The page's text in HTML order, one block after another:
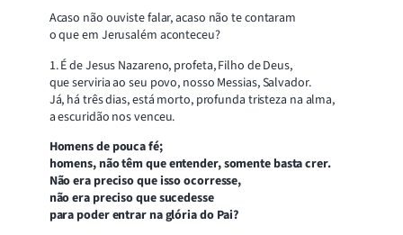
Acaso não ouviste falar, acaso não te contaram
o que em Jerusalém aconteceu?
1. É de Jesus Nazareno, profeta, Filho de Deus,
que serviria ao seu povo, nosso Messias, Salvador.
Já, há três dias, está morto, profunda tristeza na alma,
a escuridão nos venceu.
Homens de pouca fé;
homens, não têm que entender, somente basta crer.
Não era preciso que isso ocorresse,
não era preciso que sucedesse
para poder entrar na glória do Pai?